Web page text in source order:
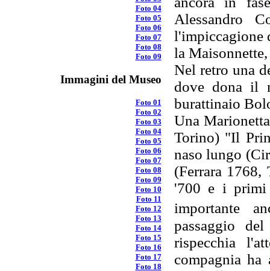
Foto 04
Foto 05
Foto 06
Foto 07
Foto 08
Foto 09
Immagini del Museo
Foto 01
Foto 02
Foto 03
Foto 04
Foto 05
Foto 06
Foto 07
Foto 08
Foto 09
Foto 10
Foto 11
Foto 12
Foto 13
Foto 14
Foto 15
Foto 16
Foto 17
Foto 18
Alessandro
l'impiccagione
la
Nel retro una
dove dona il
burattinaio
Una
Torino) "Il
naso lungo
(Ferrara
'700 e i primi
importante
passaggio
rispecchia
compagnia